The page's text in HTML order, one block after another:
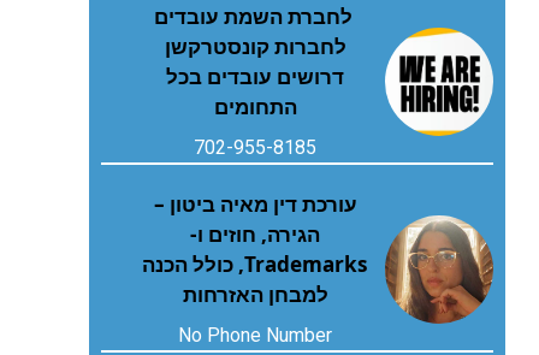
לחברת השמת עובדים
לחברות קונסטרקשן
דרושים עובדים בכל
התחומים
702-955-8185
עורכת דין מאיה ביטון –
הגירה, חוזים ו-
Trademarks, כולל הכנה
למבחן האזרחות
No Phone Number